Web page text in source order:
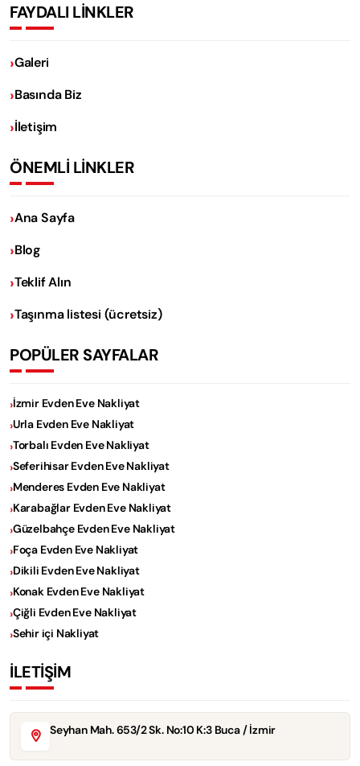
FAYDALI LİNKLER
Galeri
Basında Biz
İletişim
ÖNEMLİ LİNKLER
Ana Sayfa
Blog
Teklif Alın
Taşınma listesi (ücretsiz)
POPÜLER SAYFALAR
İzmir Evden Eve Nakliyat
Urla Evden Eve Nakliyat
Torbalı Evden Eve Nakliyat
Seferihisar Evden Eve Nakliyat
Menderes Evden Eve Nakliyat
Karabağlar Evden Eve Nakliyat
Güzelbahçe Evden Eve Nakliyat
Foça Evden Eve Nakliyat
Dikili Evden Eve Nakliyat
Konak Evden Eve Nakliyat
Çiğli Evden Eve Nakliyat
Sehir içi Nakliyat
İLETİŞİM
Seyhan Mah. 653/2 Sk. No:10 K:3 Buca / İzmir